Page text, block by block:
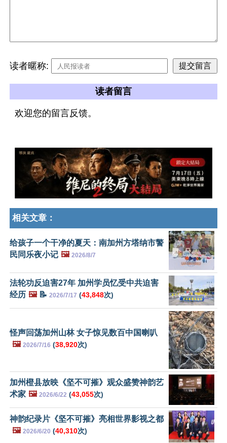
读者暱称:
读者留言
欢迎您的留言反馈。
相关文章：
给孩子一个干净的夏天：南加州方塔纳市警
民同乐夜小记 🖼️ 2026/8/7
法轮功反迫害27年 加州学员忆受中共迫害
经历 🖼️📝 2026/7/17 (43,848次)
怪声回荡加州山林 女子惊见数百中国喇叭
🖼️ 2026/7/16 (38,920次)
加州橙县放映《坚不可摧》观众盛赞神韵艺
术家 🖼️ 2026/6/22 (43,055次)
神韵纪录片《坚不可摧》亮相世界影视之都
🖼️ 2026/6/20 (40,310次)